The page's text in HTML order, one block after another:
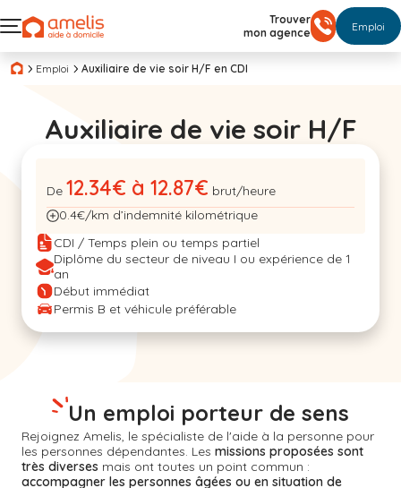
Trouver
mon agence
Emploi
Emploi Auxiliaire de vie soir H/F en CDI
Auxiliaire de vie soir H/F
De 12.34€ à 12.87€ brut/heure
0.4€/km d’indemnité kilométrique
CDI / Temps plein ou temps partiel
Diplôme du secteur de niveau I ou expérience de 1
an
Début immédiat
Permis B et véhicule préférable
Rejoignez Amelis, le spécialiste de l'aide à la personne pour
les personnes dépendantes. Les missions proposées sont
très diverses mais ont toutes un point commun :
accompagner les personnes âgées ou en situation de
Un emploi porteur de sens